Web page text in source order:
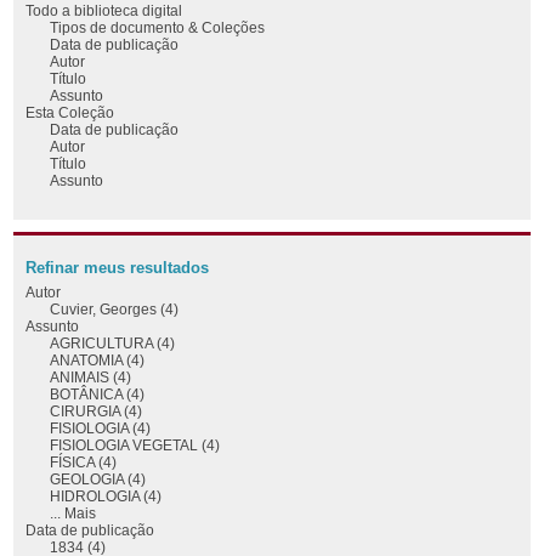
Todo a biblioteca digital
Tipos de documento & Coleções
Data de publicação
Autor
Título
Assunto
Esta Coleção
Data de publicação
Autor
Título
Assunto
Refinar meus resultados
Autor
Cuvier, Georges (4)
Assunto
AGRICULTURA (4)
ANATOMIA (4)
ANIMAIS (4)
BOTÂNICA (4)
CIRURGIA (4)
FISIOLOGIA (4)
FISIOLOGIA VEGETAL (4)
FÍSICA (4)
GEOLOGIA (4)
HIDROLOGIA (4)
... Mais
Data de publicação
1834 (4)